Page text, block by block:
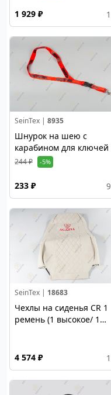
1 929 ₽ 1
SeinTex | 8935
Шнурок на шею с
карабином для ключей
244 ₽ -5%
233 ₽ 9
SeinTex | 18683
Чехлы на сиденья CR 1
ремень (1 высокое/ 1
4 574 ₽
1